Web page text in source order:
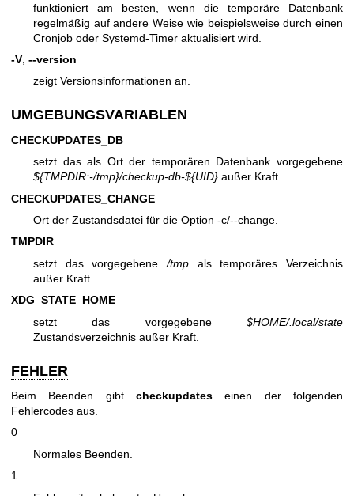
funktioniert am besten, wenn die temporäre Datenbank
regelmäßig auf andere Weise wie beispielsweise durch einen
Cronjob oder Systemd-Timer aktualisiert wird.
-V --version
zeigt Versionsinformationen an.
UMGEBUNGSVARIABLEN
CHECKUPDATES_DB
setzt das als Ort der temporären Datenbank vorgegebene
${TMPDIR:-/tmp}/checkup-db-${UID} außer Kraft.
CHECKUPDATES_CHANGE
Ort der Zustandsdatei für die Option -c/--change.
TMPDIR
setzt das vorgegebene/tmp als temporäres Verzeichnis
außer Kraft.
XDG_STATE_HOME
setzt das vorgegebene $HOME/.local/state
Zustandsverzeichnis außer Kraft.
FEHLER
Beim Beenden gibt checkupdates einen der folgenden
Fehlercodes aus.
0
Normales Beenden.
1